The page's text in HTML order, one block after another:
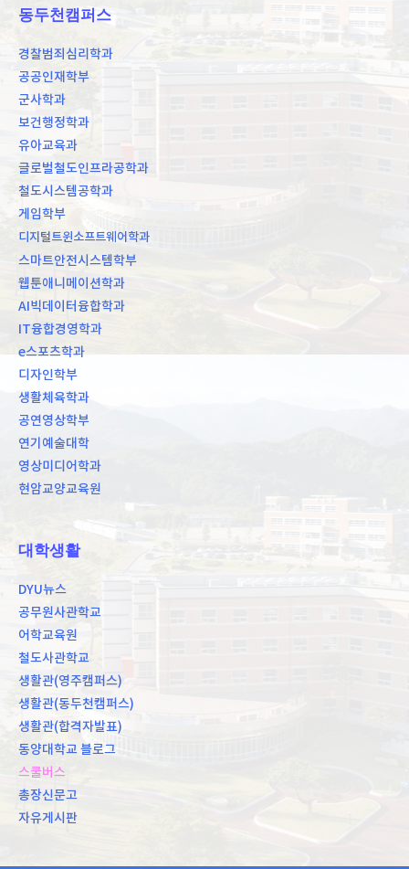
동두천캠퍼스
경찰범죄심리학과
공공인재학부
군사학과
보건행정학과
유아교육과
글로벌철도인프라공학과
철도시스템공학과
게임학부
디지털트윈소프트웨어학과
스마트안전시스템학부
웹툰애니메이션학과
AI빅데이터융합학과
IT융합경영학과
e스포츠학과
디자인학부
생활체육학과
공연영상학부
연기예술대학
영상미디어학과
현암교양교육원
대학생활
DYU뉴스
공무원사관학교
어학교육원
철도사관학교
생활관(영주캠퍼스)
생활관(동두천캠퍼스)
생활관(합격자발표)
동양대학교 블로그
스쿨버스
총장신문고
자유게시판